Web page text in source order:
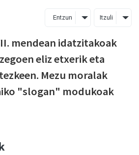
Entzun Itzuli
mendean idatzitakoak
eliz etxerik eta
Mezu moralak
"slogan" modukoak